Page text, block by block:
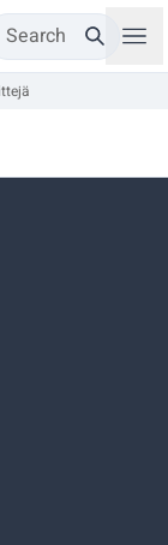
Search